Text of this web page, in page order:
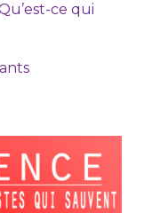
ce qui